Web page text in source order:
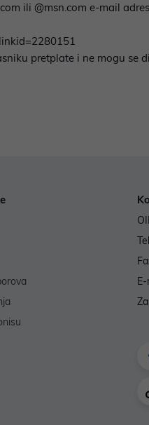
ili @msn.com e-mail
pretplate i ne mogu se